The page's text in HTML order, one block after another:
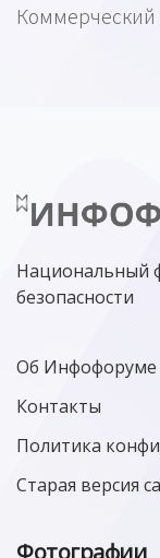
Коммерческий
Национальный
безопасности
Об Инфофоруме
Контакты
Политика
Старая версия
Фотографии